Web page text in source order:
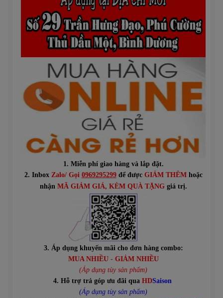
1. Miễn phí giao hàng và lắp đặt.
2. Inbox Zalo/ Gọi 0969295299để được GIẢM THÊMhoặc
nhận MÃ GIẢM GIÁ, KÈM QUÀ TẶNGgiá trị.
3. Áp dụng khuyến mãi cho đơn hàng combo:
MUA NHIỀU - GIẢM NHIỀU
(Áp dụng tùy sản phẩm)
4. Hỗ trợ trả góp ưu đãi qua HDSaison
(Áp dụng tùy sản phẩm)